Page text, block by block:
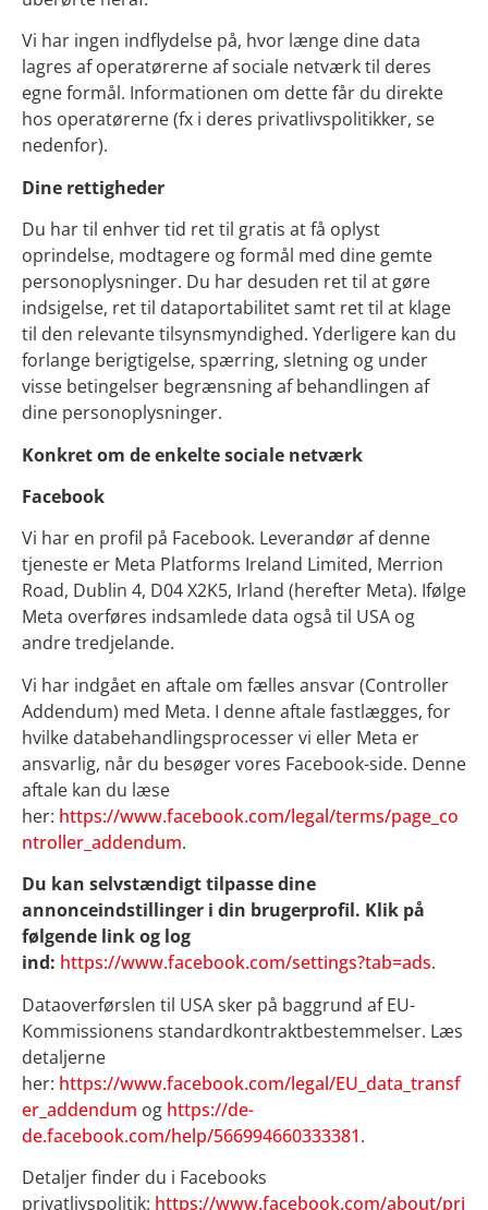
Vi har ingen indflydelse på, hvor længe dine data
lagres af operatørerne af sociale netværk til deres
egne formål. Informationen om dette får du direkte
hos operatørerne (fx i deres privatlivspolitikker, se
nedenfor).
Dine rettigheder
Du har til enhver tid ret til gratis at få oplyst
oprindelse, modtagere og formål med dine gemte
personoplysninger. Du har desuden ret til at gøre
indsigelse, ret til dataportabilitet samt ret til at klage
til den relevante tilsynsmyndighed. Yderligere kan du
forlange berigtigelse, spærring, sletning og under
visse betingelser begrænsning af behandlingen af
dine personoplysninger.
Konkret om de enkelte sociale netværk
Facebook
Vi har en profil på Facebook. Leverandør af denne
tjeneste er Meta Platforms Ireland Limited, Merrion
Road, Dublin 4, D04 X2K5, Irland (herefter Meta). Ifølge
Meta overføres indsamlede data også til USA og
andre tredjelande.
Vi har indgået en aftale om fælles ansvar (Controller
Addendum) med Meta. I denne aftale fastlægges, for
hvilke databehandlingsprocesser vi eller Meta er
ansvarlig, når du besøger vores Facebook-side. Denne
aftale kan du læse
her: https://www.facebook.com/legal/terms/page_co
ntroller_addendum.
Du kan selvstændigt tilpasse dine
annonceindstillinger i din brugerprofil. Klik på
følgende link og log
ind: https://www.facebook.com/settings?tab=ads.
Dataoverførslen til USA sker på baggrund af EU-
Kommissionens standardkontraktbestemmelser. Læs
detaljerne
her: https://www.facebook.com/legal/EU_data_transf
er_addendum og https://de-
de.facebook.com/help/566994660333381.
Detaljer finder du i Facebooks
privatlivspolitik: https://www.facebook.com/about/pri